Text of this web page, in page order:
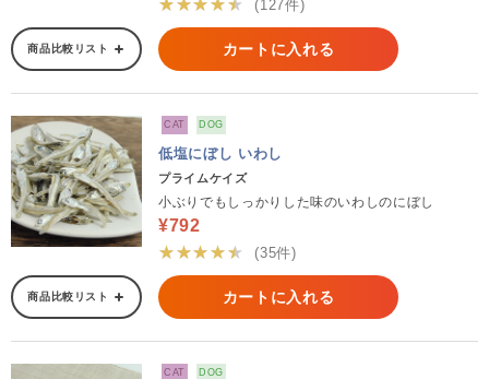
★★★★★
(127件)
商品比較リスト カートに入れる
CAT DOG
低塩にぼし いわし
プライムケイズ
小ぶりでもしっかりした味のいわしのにぼし
¥792
★★★★★
(35件)
商品比較リスト カートに入れる
CAT DOG